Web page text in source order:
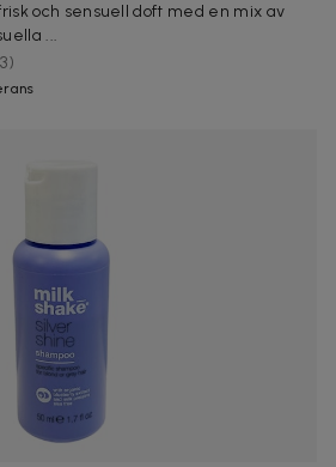
och sensuell doft med en mix av
...
3)